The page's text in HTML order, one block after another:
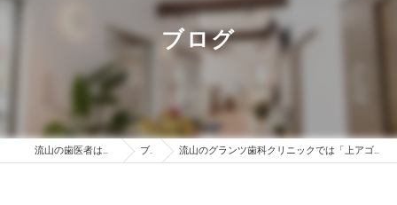
ブログ
流山の歯医者はグランツ歯科クリニック ブログ 流山のグランツ歯科クリニックでは「上アゴを覆わない違和感が少ない総入れ歯」の治療が受けられます。